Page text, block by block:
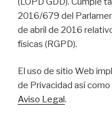
2016/679 del
de abril de 2016
físicas (RGPD).
El uso de sitio Web
de Privacidad así
Aviso Legal.